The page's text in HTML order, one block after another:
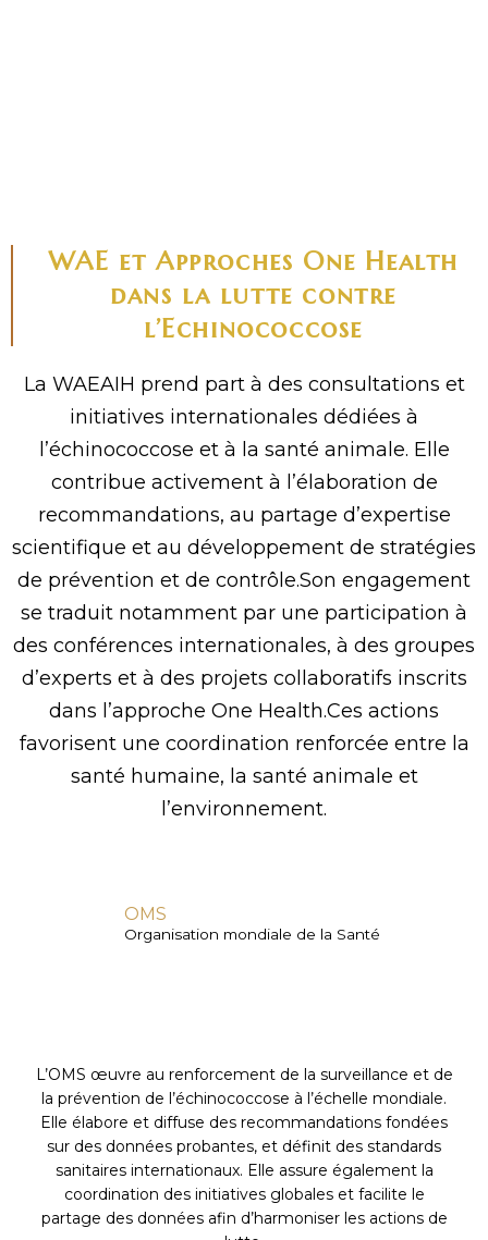
WAE et Approches One Health
dans la lutte contre
l’Echinococcose
La WAEAIH prend part à des consultations et
initiatives internationales dédiées à
l’échinococcose et à la santé animale. Elle
contribue activement à l’élaboration de
recommandations, au partage d’expertise
scientifique et au développement de stratégies
de prévention et de contrôle.Son engagement
se traduit notamment par une participation à
des conférences internationales, à des groupes
d’experts et à des projets collaboratifs inscrits
dans l’approche One Health.Ces actions
favorisent une coordination renforcée entre la
santé humaine, la santé animale et
l’environnement.
OMS
Organisation mondiale de la Santé
L’OMS œuvre au renforcement de la surveillance et de
la prévention de l’échinococcose à l’échelle mondiale.
Elle élabore et diffuse des recommandations fondées
sur des données probantes, et définit des standards
sanitaires internationaux. Elle assure également la
coordination des initiatives globales et facilite le
partage des données afin d’harmoniser les actions de